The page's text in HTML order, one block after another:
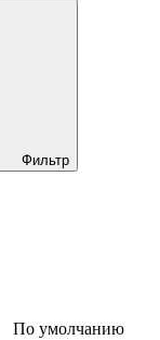
Фильтр
По умолчанию